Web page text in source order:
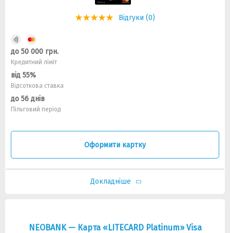
Відгуки (0)
до 50 000 грн.
Кредитний ліміт
від 55%
Відсоткова ставка
до 56 днів
Пільговий період
Оформити картку
Докладніше
NEOBANK — Карта «LITECARD Platinum» Visa